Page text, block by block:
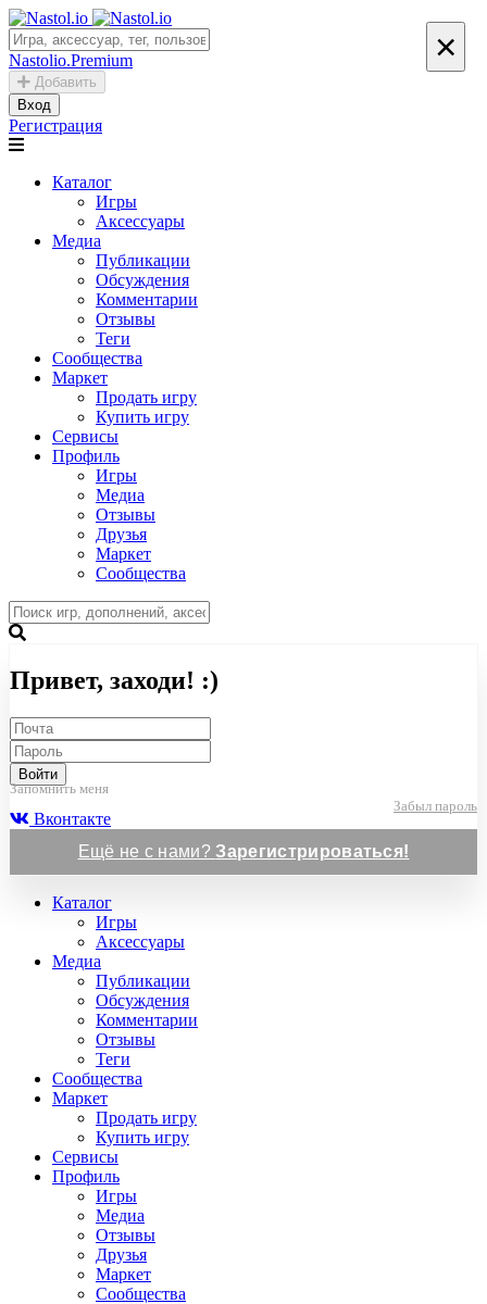
Nastolio.Premium
Добавить
Вход
Регистрация
Каталог
Игры
Аксессуары
Медиа
Публикации
Обсуждения
Комментарии
Отзывы
Теги
Сообщества
Маркет
Продать игру
Купить игру
Сервисы
Профиль
Игры
Медиа
Отзывы
Друзья
Маркет
Сообщества
×
Привет, заходи! :)
Войти
Запомнить меня
Забыл пароль
Вконтакте
Ещё не с нами?Зарегистрироваться!
Каталог
Игры
Аксессуары
Медиа
Публикации
Обсуждения
Комментарии
Отзывы
Теги
Сообщества
Маркет
Продать игру
Купить игру
Сервисы
Профиль
Игры
Медиа
Отзывы
Друзья
Маркет
Сообщества